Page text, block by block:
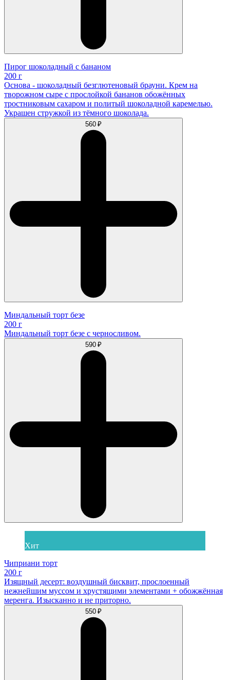
Пирог шоколадный с бананом
200 г
Основа - шоколадный безглютеновый брауни. Крем на
творожном сыре с прослойкой бананов обожённых
тростниковым сахаром и политый шоколадной каремелью.
Украшен стружкой из тёмного шоколада.
560 ₽
Миндальный торт безе
200 г
Миндальный торт безе с черносливом.
590 ₽
Хит
Чиприани торт
200 г
Изящный десерт: воздушный бисквит, прослоенный
нежнейшим муссом и хрустящими элементами + обожжённая
меренга. Изысканно и не приторно.
550 ₽